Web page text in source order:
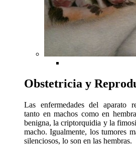
Obstetricia y
Las enfermedades del aparato
tanto en machos como en
benigna, la criptorquidia y la
macho. Igualmente, los tumores
silenciosos, lo son en las hembras.